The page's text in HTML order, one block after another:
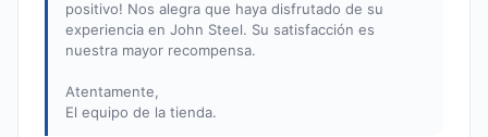
positivo! Nos alegra que haya disfrutado de su
experiencia en John Steel. Su satisfacción es
nuestra mayor recompensa.
Atentamente,
El equipo de la tienda.